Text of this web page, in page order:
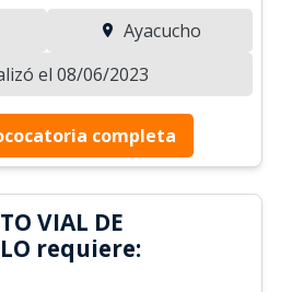
Ayacucho
el 08/06/2023
completa
VIAL DE
requiere: